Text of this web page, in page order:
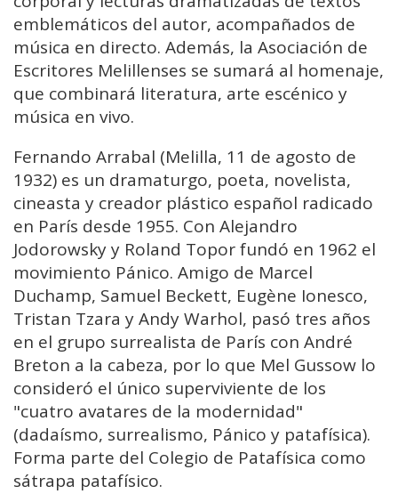
emblemáticos del autor, acompañados de
música en directo. Además, la Asociación de
Escritores Melillenses se sumará al homenaje,
que combinará literatura, arte escénico y
música en vivo.
Fernando Arrabal (Melilla, 11 de agosto de
1932) es un dramaturgo, poeta, novelista,
cineasta y creador plástico español radicado
en París desde 1955. Con Alejandro
Jodorowsky y Roland Topor fundó en 1962 el
movimiento Pánico. Amigo de Marcel
Duchamp, Samuel Beckett, Eugène Ionesco,
Tristan Tzara y Andy Warhol, pasó tres años
en el grupo surrealista de París con André
Breton a la cabeza, por lo que Mel Gussow lo
consideró el único superviviente de los
"cuatro avatares de la modernidad"
(dadaísmo, surrealismo, Pánico y patafísica).
Forma parte del Colegio de Patafísica como
sátrapa patafísico.